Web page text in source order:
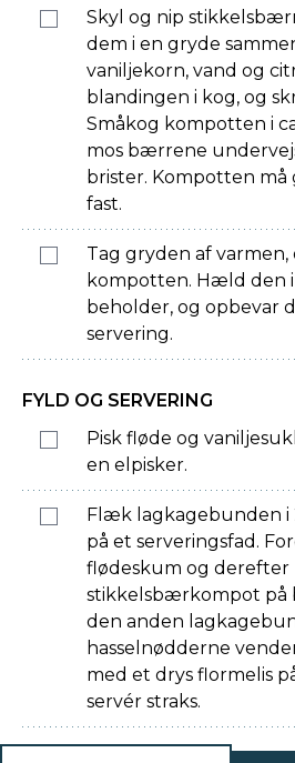
Skyl og nip
dem i en gryde
vaniljekorn, vand og
blandingen i kog, og
Småkog kompotten i
mos bærrene
brister. Kompotten
fast.
Tag gryden af varmen,
kompotten. Hæld den
beholder, og opbevar
servering.
FYLD OG SERVERING
Pisk fløde og
en elpisker.
Flæk lagkagebunden
på et serveringsfad.
flødeskum og derefter
stikkelsbærkompot på
den anden
hasselnødderne
med et drys flormelis
servér straks.